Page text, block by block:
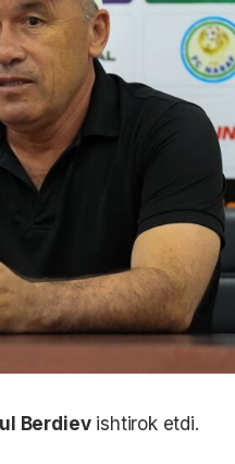
Berdievishtirok etdi.